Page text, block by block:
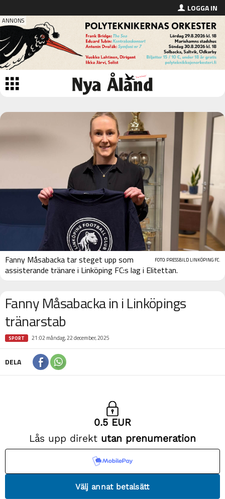
LOGGA IN
FOTO: PRESSBILD LINKÖPING FC.
Fanny Måsabacka tar steget upp som
assisterande tränare i Linköping FC:s lag i Elitettan.
Fanny Måsabacka in i Linköpings
tränarstab
SPORT 21:02 måndag, 22 december, 2025
DELA